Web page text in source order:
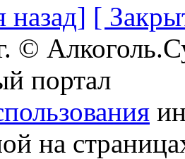
назад] [
©
портал
на